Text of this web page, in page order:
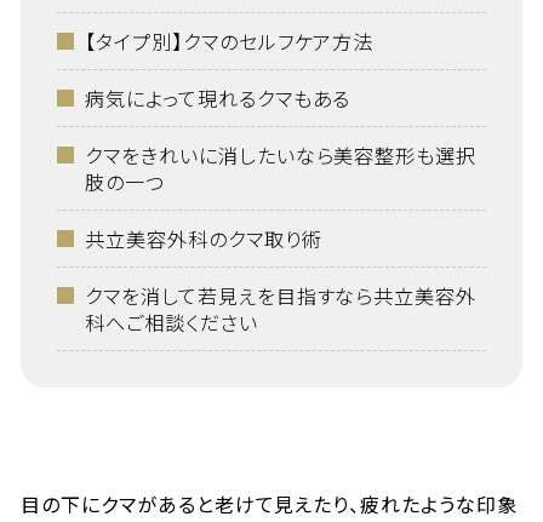
【タイプ別】クマのセルフケア方法
病気によって現れるクマもある
クマをきれいに消したいなら美容整形も選択
肢の一つ
共立美容外科のクマ取り術
クマを消して若見えを目指すなら共立美容外
科へご相談ください
目の下にクマがあると老けて見えたり、疲れたような印象